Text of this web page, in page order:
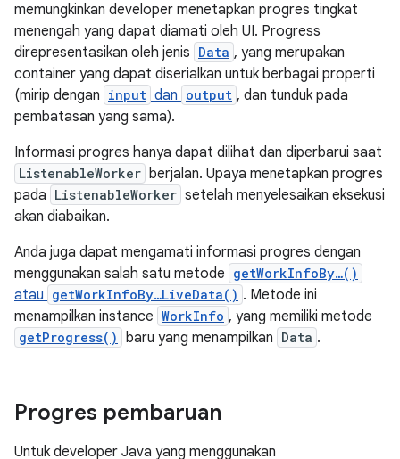
memungkinkan developer menetapkan progres tingkat
menengah yang dapat diamati oleh UI. Progress
direpresentasikan oleh jenis Data , yang merupakan
container yang dapat diserialkan untuk berbagai properti
(mirip dengan input dan output , dan tunduk pada
pembatasan yang sama).
Informasi progres hanya dapat dilihat dan diperbarui saat
ListenableWorker berjalan. Upaya menetapkan progres
pada ListenableWorker setelah menyelesaikan eksekusi
akan diabaikan.
Anda juga dapat mengamati informasi progres dengan
menggunakan salah satu metode getWorkInfoBy…()
atau getWorkInfoBy…LiveData() . Metode ini
menampilkan instance WorkInfo , yang memiliki metode
getProgress() baru yang menampilkan Data .
Progres pembaruan
Untuk developer Java yang menggunakan